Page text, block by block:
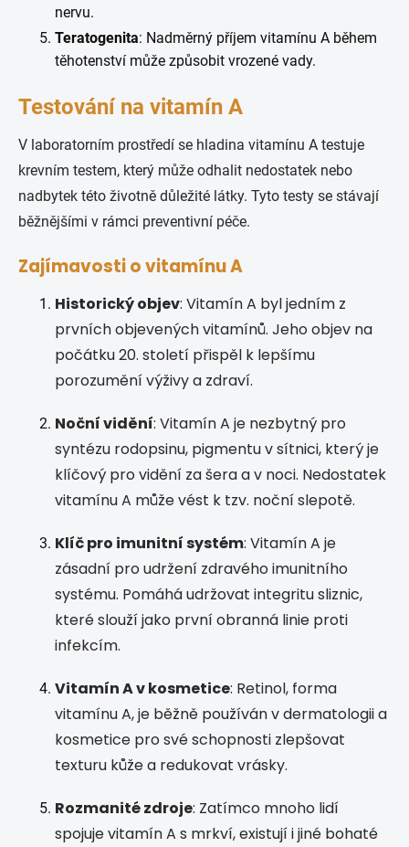
nervu.
Teratogenita: Nadměrný příjem vitamínu A během
těhotenství může způsobit vrozené vady.
Testování na vitamín A
V laboratorním prostředí se hladina vitamínu A testuje
krevním testem, který může odhalit nedostatek nebo
nadbytek této životně důležité látky. Tyto testy se stávají
běžnějšími v rámci preventivní péče.
Zajímavosti o vitamínu A
Historický objev: Vitamín A byl jedním z
prvních objevených vitamínů. Jeho objev na
počátku 20. století přispěl k lepšímu
porozumění výživy a zdraví.
Noční vidění: Vitamín A je nezbytný pro
syntézu rodopsinu, pigmentu v sítnici, který je
klíčový pro vidění za šera a v noci. Nedostatek
vitamínu A může vést k tzv. noční slepotě.
Klíč pro imunitní systém: Vitamín A je
zásadní pro udržení zdravého imunitního
systému. Pomáhá udržovat integritu sliznic,
které slouží jako první obranná linie proti
infekcím.
Vitamín A v kosmetice: Retinol, forma
vitamínu A, je běžně používán v dermatologii a
kosmetice pro své schopnosti zlepšovat
texturu kůže a redukovat vrásky.
Rozmanité zdroje: Zatímco mnoho lidí
spojuje vitamín A s mrkví, existují i jiné bohaté